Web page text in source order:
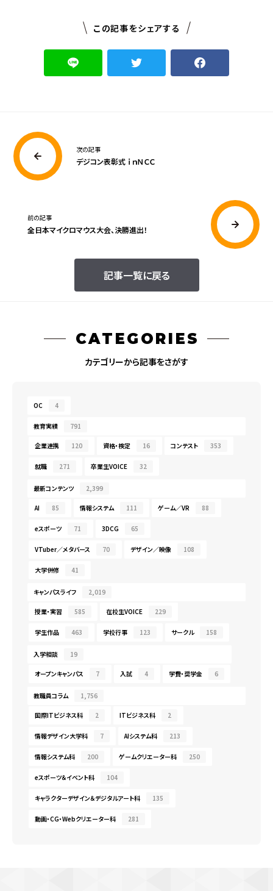
この記事をシェアする
次の記事
デジコン表彰式 ｉｎＮＣＣ
記事一覧に戻る
前の記事
全日本マイクロマウス大会、決勝進出！
CATEGORIES
カテゴリーから記事をさがす
OC 4
教育実績 791
企業連携 120 資格・検定 16 コンテスト 353
就職 271 卒業生VOICE 32
最新コンテンツ 2,399
AI 85 情報システム 111 ゲーム／VR 88
eスポーツ 71 3DCG 65
VTuber／メタバース 70 デザイン／映像 108
大学併修 41
キャンパスライフ 2,019
授業・実習 585 在校生VOICE 229
学生作品 463 学校行事 123 サークル 158
入学相談 19
オープンキャンパス 7 入試 4 学費・奨学金 6
教職員コラム 1,756
国際ITビジネス科 2 ITビジネス科 2
情報デザイン大学科 7 AIシステム科 213
情報システム科 200 ゲームクリエーター科 250
eスポーツ＆イベント科 104
キャラクターデザイン＆デジタルアート科 135
動画・CG・Webクリエーター科 281